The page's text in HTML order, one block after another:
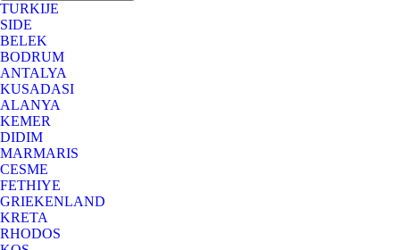
TURKIJE
SIDE
BELEK
BODRUM
ANTALYA
KUSADASI
ALANYA
KEMER
DIDIM
MARMARIS
CESME
FETHIYE
GRIEKENLAND
KRETA
RHODOS